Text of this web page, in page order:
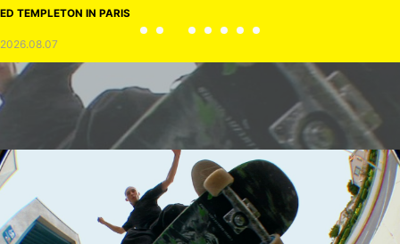
ED TEMPLETON IN PARIS
2026.08.07